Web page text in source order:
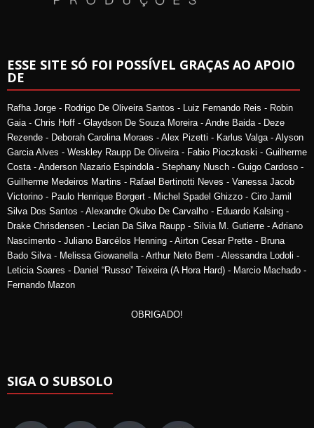
ESSE SITE SÓ FOI POSSÍVEL GRAÇAS AO APOIO
DE
Rafha Jorge - Rodrigo De Oliveira Santos - Luiz Fernando Reis - Robin
Gaia - Chris Hoff - Glaydson De Souza Moreira - Andre Baida - Deze
Rezende - Deborah Carolina Moraes - Alex Pizetti - Karlus Valga - Alyson
Garcia Alves - Weskley Raupp De Oliveira - Fabio Pioczkoski - Guilherme
Costa - Anderson Nazario Espindola - Stephany Nusch - Guigo Cardoso -
Guilherme Medeiros Martins - Rafael Bertinotti Neves - Vanessa Jacob
Victorino - Paulo Henrique Borgert - Michel Spadel Ghizzo - Ciro Jamil
Silva Dos Santos - Alexandre Okubo De Carvalho - Eduardo Kalsing -
Drake Chrisdensen - Lecian Da Silva Raupp - Silvia M. Gutierre - Adriano
Nascimento - Juliano Barcélos Henning - Airton Cesar Prette - Bruna
Bado Silva - Melissa Giowanella - Arthur Neto Bem - Alessandra Lodoli -
Leticia Soares - Daniel “Russo” Teixeira (A Hora Hard) - Marcio Machado -
Fernando Mazon
OBRIGADO!
SIGA O SUBSOLO